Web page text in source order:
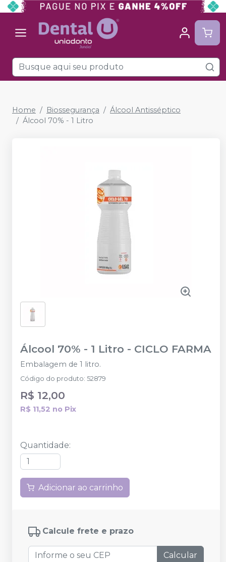
Home Biossegurança
Álcool Antisséptico
Álcool 70% - 1 Litro
Álcool 70% - 1 Litro - CICLO FARMA
Embalagem de 1 litro.
Código do produto: 52879
R$ 12,00
R$ 11,52 no Pix
Quantidade:
Adicionar ao carrinho
Calcule frete e prazo
Calcular